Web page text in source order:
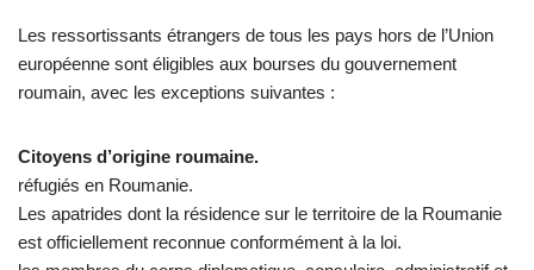
Les ressortissants étrangers de tous les pays hors de l’Union
européenne sont éligibles aux bourses du gouvernement
roumain, avec les exceptions suivantes :
Citoyens d’origine roumaine.
réfugiés en Roumanie.
Les apatrides dont la résidence sur le territoire de la Roumanie
est officiellement reconnue conformément à la loi.